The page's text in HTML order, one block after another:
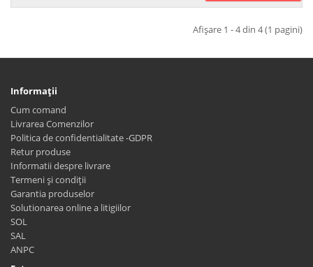
Afişare 1 - 4 din 4 (1 pagini)
Informaţii
Cum comand
Livrarea Comenzilor
Politica de confidentialitate -GDPR
Retur produse
Informatii despre livrare
Termeni și condiții
Garantia produselor
Solutionarea online a litigiilor
SOL
SAL
ANPC